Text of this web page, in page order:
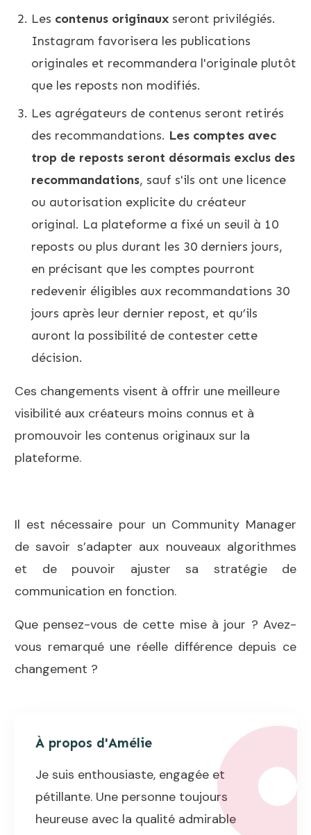
Les contenus originaux seront privilégiés.
Instagram favorisera les publications
originales et recommandera l'originale plutôt
que les reposts non modifiés.
Les agrégateurs de contenus seront retirés
des recommandations. Les comptes avec
trop de reposts seront désormais exclus des
recommandations, sauf s'ils ont une licence
ou autorisation explicite du créateur
original. La plateforme a fixé un seuil à 10
reposts ou plus durant les 30 derniers jours,
en précisant que les comptes pourront
redevenir éligibles aux recommandations 30
jours après leur dernier repost, et qu’ils
auront la possibilité de contester cette
décision.
Ces changements visent à offrir une meilleure
visibilité aux créateurs moins connus et à
promouvoir les contenus originaux sur la
plateforme.
Il est nécessaire pour un Community Manager
de savoir s’adapter aux nouveaux algorithmes
et de pouvoir ajuster sa stratégie de
communication en fonction.
Que pensez-vous de cette mise à jour ? Avez-
vous remarqué une réelle différence depuis ce
changement ?
À propos d'Amélie
Je suis enthousiaste, engagée et
pétillante. Une personne toujours
heureuse avec la qualité admirable